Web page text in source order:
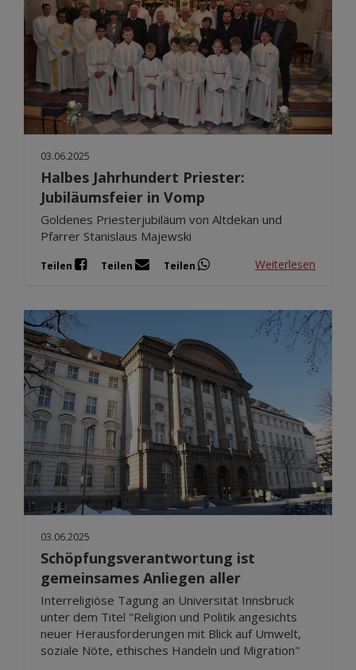
03.06.2025
Halbes Jahrhundert Priester:
Jubiläumsfeier in Vomp
Goldenes Priesterjubiläum von Altdekan und
Pfarrer Stanislaus Majewski
Teilen Teilen Teilen Weiterlesen
03.06.2025
Schöpfungsverantwortung ist
gemeinsames Anliegen aller
Interreligiöse Tagung an Universität Innsbruck
unter dem Titel "Religion und Politik angesichts
neuer Herausforderungen mit Blick auf Umwelt,
soziale Nöte, ethisches Handeln und Migration"